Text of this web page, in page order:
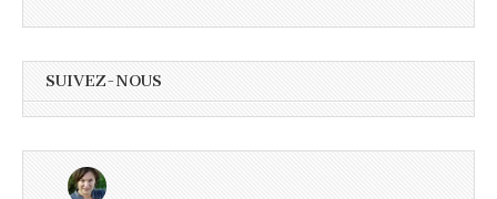
SUIVEZ-NOUS